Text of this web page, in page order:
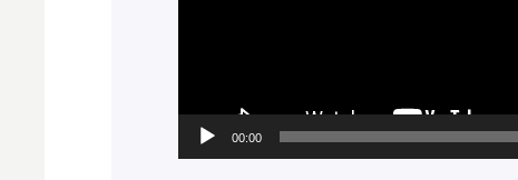
00:00